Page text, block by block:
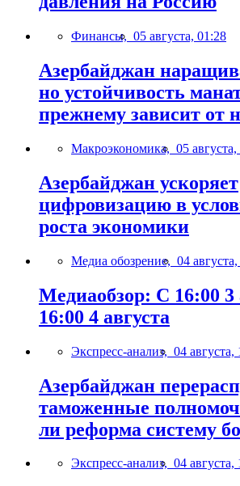
Финансы, 05 августа, 01:28
Азербайджан
но устойчивость
прежнему зависит от
Макроэкономика, 05
Азербайджан ускоряет
цифровизацию в
роста экономики
Медиа обозрение, 04
Медиаобзор: С 16:00 3
16:00 4 августа
Экспресс-анализ, 04 августа,
Азербайджан
таможенные
ли реформа систему
Экспресс-анализ, 04 августа,